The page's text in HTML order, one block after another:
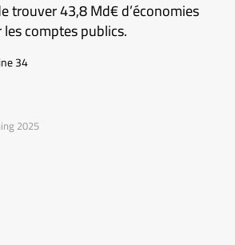
trouver 43,8 Md€ d’économies
comptes publics.
34
2025